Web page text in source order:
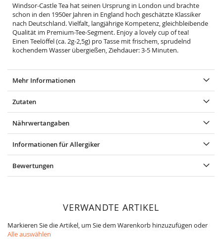
Windsor-Castle Tea hat seinen Ursprung in London und brachte
schon in den 1950er Jahren in England hoch geschätzte Klassiker
nach Deutschland. Vielfalt, langjährige Kompetenz, gleichbleibende
Qualität im Premium-Tee-Segment. Enjoy a lovely cup of tea!
Einen Teelöffel (ca. 2g-2,5g) pro Tasse mit frischem, sprudelnd
kochendem Wasser übergießen, Ziehdauer: 3-5 Minuten.
Mehr Informationen
Zutaten
Nährwertangaben
Informationen für Allergiker
Bewertungen
VERWANDTE ARTIKEL
Markieren Sie die Artikel, um Sie dem Warenkorb hinzuzufügen oder
Alle auswählen